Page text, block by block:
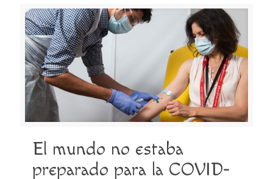
El mundo no estaba
preparado para la COVID-